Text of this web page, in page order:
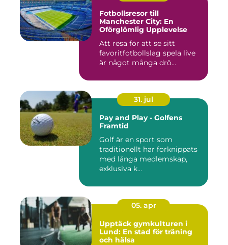
Fotbollsresor till
Manchester City: En
Oförglömlig Upplevelse
Att resa för att se sitt
favoritfotbollslag spela live
är något många drö...
31. jul
Pay and Play - Golfens
Framtid
Golf är en sport som
traditionellt har förknippats
med långa medlemskap,
exklusiva k...
05. apr
Upptäck gymkulturen i
Lund: En stad för träning
och hälsa